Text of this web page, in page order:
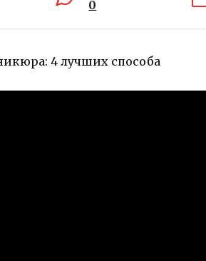
0